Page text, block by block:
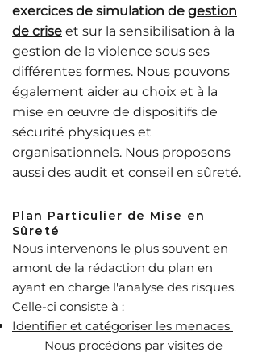
exercices de simulation de gestion
de crise et sur la sensibilisation à la
gestion de la violence sous ses
différentes formes. Nous pouvons
également aider au choix et à la
mise en œuvre de dispositifs de
sécurité physiques et
organisationnels. Nous proposons
aussi des audit et conseil en sûreté.
Plan Particulier de Mise en
Sûreté
Nous intervenons le plus souvent en
amont de la rédaction du plan en
ayant en charge l'analyse des risques.
Celle-ci consiste à :
Identifier et catégoriser les menaces
​Nous procédons par visites de